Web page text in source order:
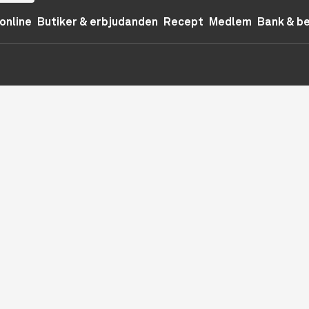
Butiker & erbjudanden Recept Medlem Bank &